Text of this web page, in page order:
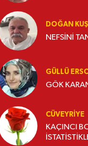
DOĞAN
NEFSİNİ
GÜLLÜ
GÖK
CÜVEYRIYE
KAÇINCI BOYUTUNDASIN